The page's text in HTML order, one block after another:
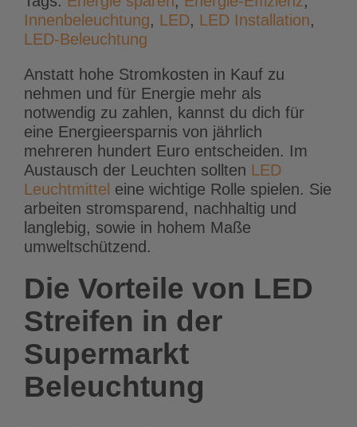
Innenbeleuchtung, LED, LED Installation,
LED-Beleuchtung
Anstatt hohe Stromkosten in Kauf zu
nehmen und für Energie mehr als
notwendig zu zahlen, kannst du dich für
eine Energieersparnis von jährlich
mehreren hundert Euro entscheiden. Im
Austausch der Leuchten sollten LED
Leuchtmittel eine wichtige Rolle spielen. Sie
arbeiten stromsparend, nachhaltig und
langlebig, sowie in hohem Maße
umweltschützend.
Die Vorteile von LED
Streifen in der
Supermarkt
Beleuchtung